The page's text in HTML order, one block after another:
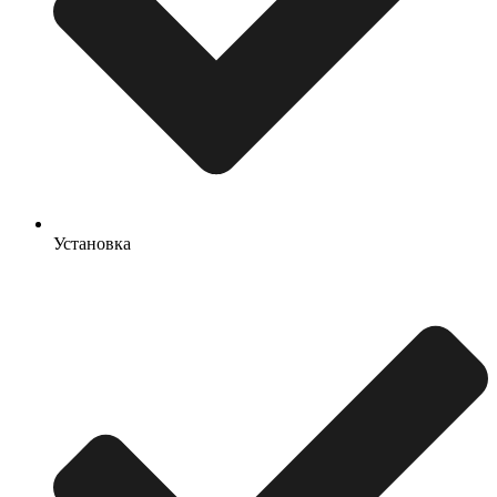
Установка